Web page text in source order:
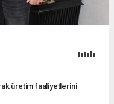
üretim faaliyetlerini